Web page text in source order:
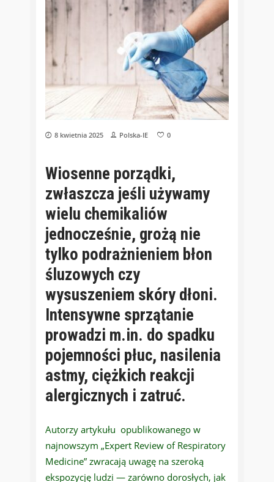
8 kwietnia 2025 Polska-IE 0
Wiosenne porządki,
zwłaszcza jeśli używamy
wielu chemikaliów
jednocześnie, grożą nie
tylko podrażnieniem błon
śluzowych czy
wysuszeniem skóry dłoni.
Intensywne sprzątanie
prowadzi m.in. do spadku
pojemności płuc, nasilenia
astmy, ciężkich reakcji
alergicznych i zatruć.
Autorzy artykułu opublikowanego w
najnowszym „Expert Review of Respiratory
Medicine” zwracają uwagę na szeroką
ekspozycję ludzi — zarówno dorosłych, jak